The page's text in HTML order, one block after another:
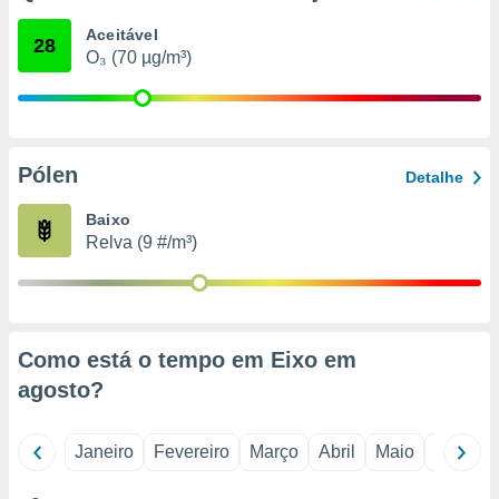
qual se
tal,
na
de
ou aceder
28 Aceitável
O₃ (70 µg/m³)
Pólen Detalhe
Baixo
Relva (9 #/m³)
Como está o tempo em Eixo em
agosto?
Janeiro Fevereiro Março Abril Maio Junho